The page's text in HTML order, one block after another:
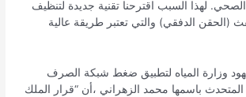
لهذا السبب اقترحنا تقنية جديدة لتنظيف
(الحقن الدفقي) والتي تعتبر طريقة عالية
وزارة المياه لتطبيق ضغط شبكة الصرف
باسمها محمد الزهراني ،أن “قرار الملك